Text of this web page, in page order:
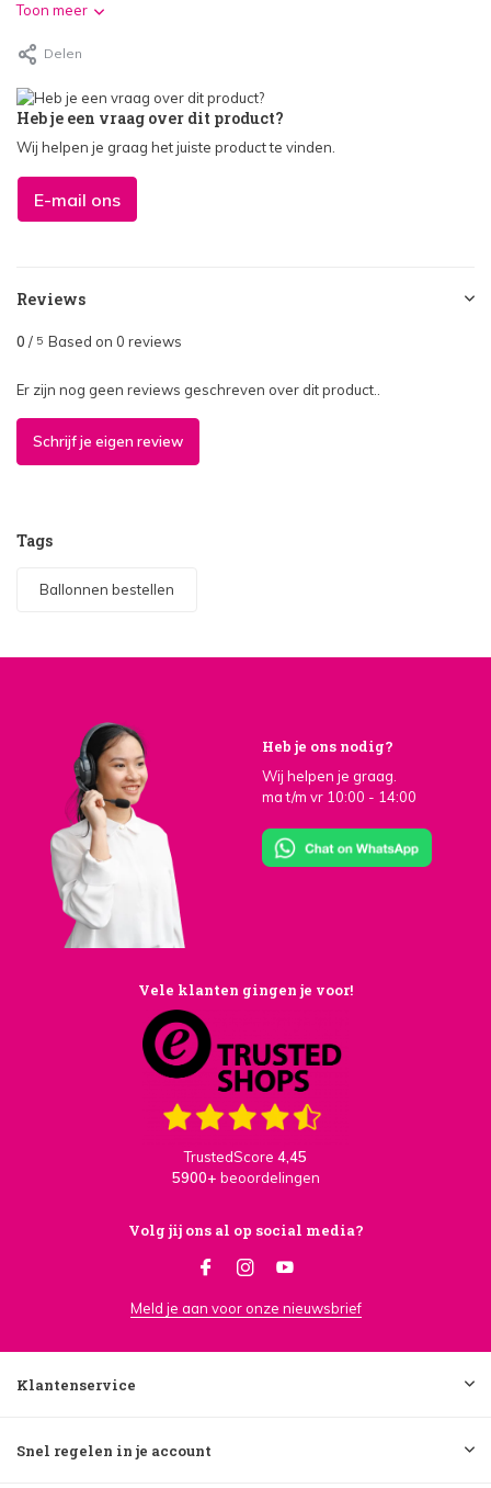
Toon meer
Delen
Heb je een vraag over dit product?
Wij helpen je graag het juiste product te vinden.
E-mail ons
Reviews
0 / 5 Based on 0 reviews
Er zijn nog geen reviews geschreven over dit product..
Schrijf je eigen review
Tags
Ballonnen bestellen
Heb je ons nodig?
Wij helpen je graag.
ma t/m vr 10:00 - 14:00
Vele klanten gingen je voor!
TrustedScore 4,45
5900+ beoordelingen
Volg jij ons al op social media?
Meld je aan voor onze nieuwsbrief
Klantenservice
Snel regelen in je account